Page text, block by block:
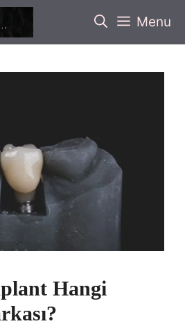
Menu
Hangi